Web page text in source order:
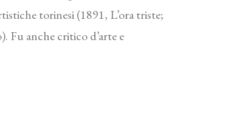
torinesi (1891, L’ora triste;
Fu anche critico d’arte e